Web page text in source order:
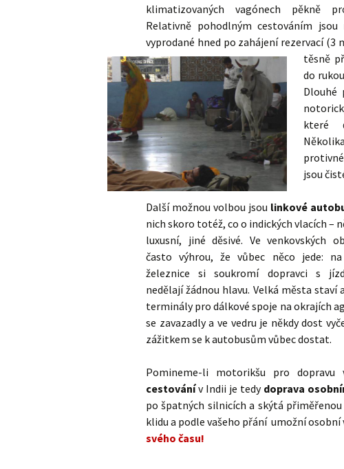
klimatizovaných vagónech pěkně
Relativně pohodlným cestováním
vyprodané hned po zahájení rezervací (3
těsně
do
Dlouhé
které
jsou
Další možnou volbou jsou linkové
nich skoro totéž, co o indických vlacích –
luxusní, jiné děsivé. Ve venkovských
často výhrou, že vůbec něco jede:
železnice si soukromí dopravci s
nedělají žádnou hlavu. Velká města staví
terminály pro dálkové spoje na okrajích
se zavazadly a ve vedru je někdy dost
zážitkem se k autobusům vůbec dostat.
Pomineme-li motorikšu pro dopravu
cestovánív Indii je tedy doprava
po špatných silnicích a skýtá
klidu a podle vašeho přání umožní
svého času!